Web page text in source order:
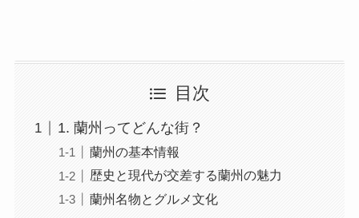
目次
1. 蘭州ってどんな街？
蘭州の基本情報
歴史と現代が交差する蘭州の魅力
蘭州名物とグルメ文化